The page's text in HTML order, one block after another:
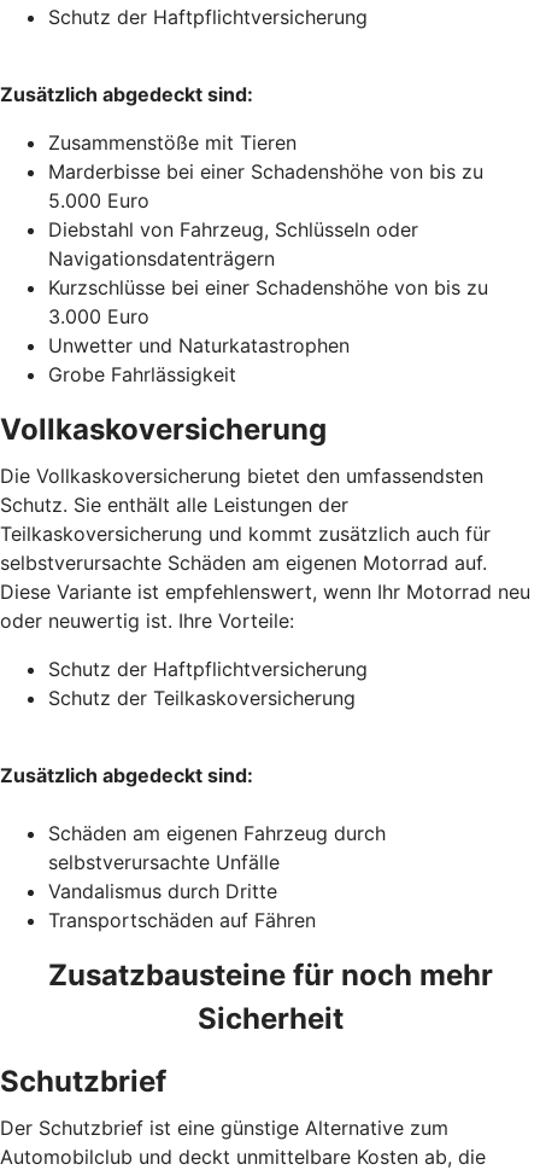
Schutz der Haftpflichtversicherung
Zusätzlich abgedeckt sind:
Zusammenstöße mit Tieren
Marderbisse bei einer Schadenshöhe von bis zu
5.000 Euro
Diebstahl von Fahrzeug, Schlüsseln oder
Navigationsdatenträgern
Kurzschlüsse bei einer Schadenshöhe von bis zu
3.000 Euro
Unwetter und Naturkatastrophen
Grobe Fahrlässigkeit
Vollkaskoversicherung
Die Vollkaskoversicherung bietet den umfassendsten
Schutz. Sie enthält alle Leistungen der
Teilkaskoversicherung und kommt zusätzlich auch für
selbstverursachte Schäden am eigenen Motorrad auf.
Diese Variante ist empfehlenswert, wenn Ihr Motorrad neu
oder neuwertig ist. Ihre Vorteile:
Schutz der Haftpflichtversicherung
Schutz der Teilkaskoversicherung
Zusätzlich abgedeckt sind:
Schäden am eigenen Fahrzeug durch
selbstverursachte Unfälle
Vandalismus durch Dritte
Transportschäden auf Fähren
Zusatzbausteine für noch mehr
Sicherheit
Schutzbrief
Der Schutzbrief ist eine günstige Alternative zum
Automobilclub und deckt unmittelbare Kosten ab, die